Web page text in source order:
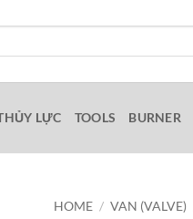
LỰC TOOLS BURNER
HOME / VAN (VALVE)